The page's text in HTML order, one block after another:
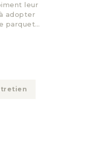
leur
adopter
parquet…